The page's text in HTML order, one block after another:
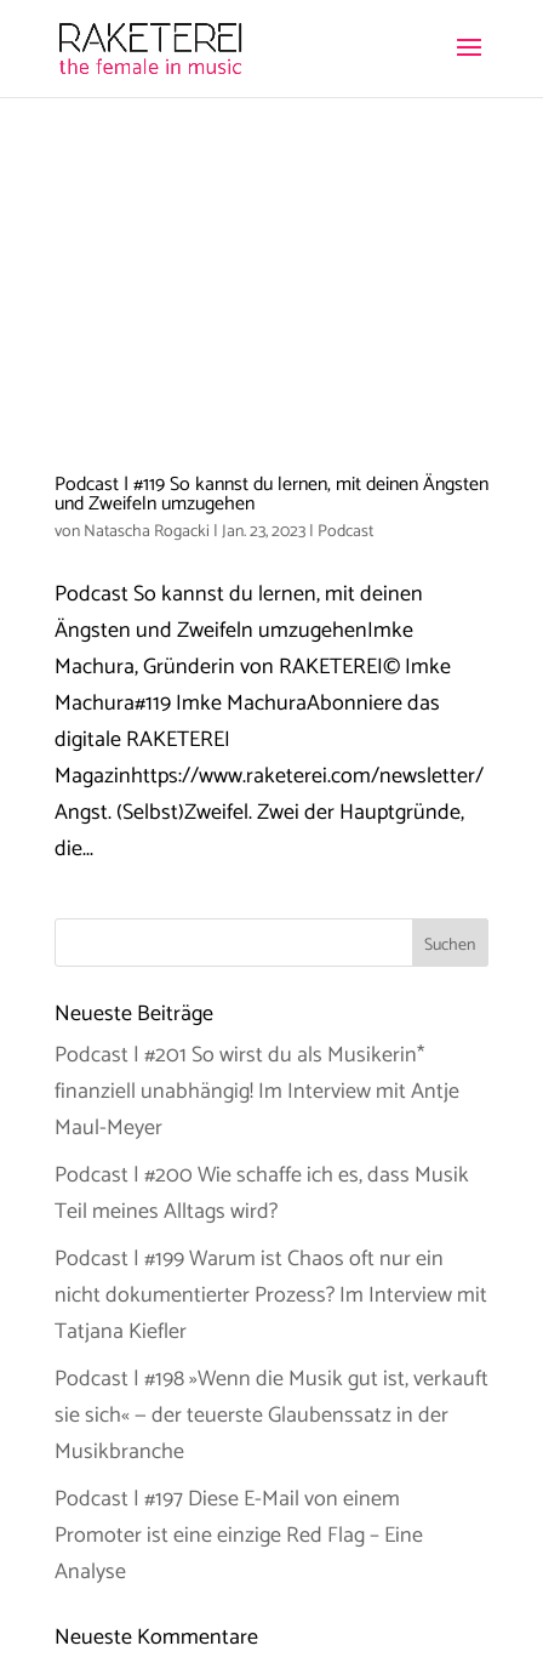
Podcast | #119 So kannst du lernen, mit deinen Ängsten
und Zweifeln umzugehen
vonNatascha Rogacki |Jan. 23, 2023| Podcast
Podcast So kannst du lernen, mit deinen
Ängsten und Zweifeln umzugehenImke
Machura, Gründerin von RAKETEREI© Imke
Machura#119 Imke MachuraAbonniere das
digitale RAKETEREI
Magazinhttps://www.raketerei.com/newsletter/
Angst. (Selbst)Zweifel. Zwei der Hauptgründe,
die...
Neueste Beiträge
Podcast | #201 So wirst du als Musikerin*
finanziell unabhängig! Im Interview mit Antje
Maul-Meyer
Podcast | #200 Wie schaffe ich es, dass Musik
Teil meines Alltags wird?
Podcast | #199 Warum ist Chaos oft nur ein
nicht dokumentierter Prozess? Im Interview mit
Tatjana Kiefler
Podcast | #198 »Wenn die Musik gut ist, verkauft
sie sich« — der teuerste Glaubenssatz in der
Musikbranche
Podcast | #197 Diese E-Mail von einem
Promoter ist eine einzige Red Flag – Eine
Analyse
Neueste Kommentare